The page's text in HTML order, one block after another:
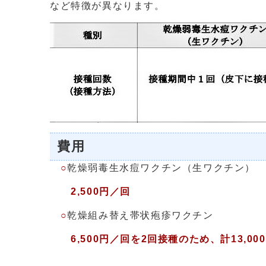
など特徴が異なります。
費用
○乾燥弱毒生水痘ワクチン（生ワクチン）
2,500円／回
○乾燥組み替え帯状疱疹ワクチン
6,500円／回を2回接種のため、計